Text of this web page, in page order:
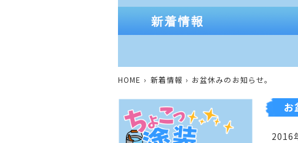
HOME 新着情報 お盆休みのお知らせ。
お
2016